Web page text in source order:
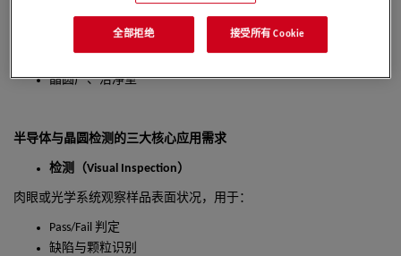
太阳能电池
LED、OLED
）
晶圆厂、洁净室
半导体与晶圆检测的三大核心应用需求
检测（Visual Inspection）
肉眼或光学系统观察样品表面状况，用于：
Pass/Fail 判定
缺陷与颗粒识别
全部拒绝 接受所有 Cookie